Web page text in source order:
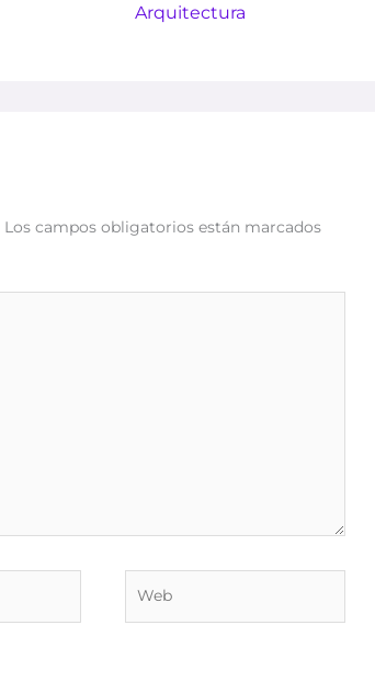
Arquitectura
Los campos obligatorios están marcados